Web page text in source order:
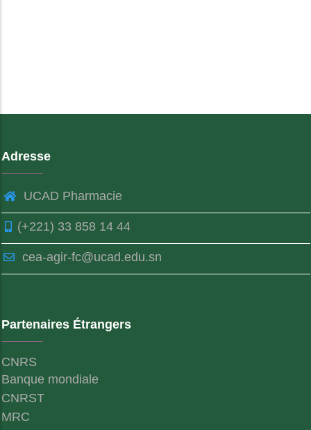
Adresse
UCAD Pharmacie
(+221) 33 858 14 44
cea-agir-fc@ucad.edu.sn
Partenaires Étrangers
CNRS
Banque mondiale
CNRST
MRC